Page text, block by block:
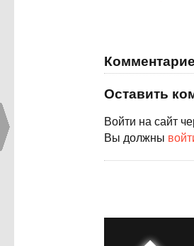
Оставить
Войти на сайт
Вы должны